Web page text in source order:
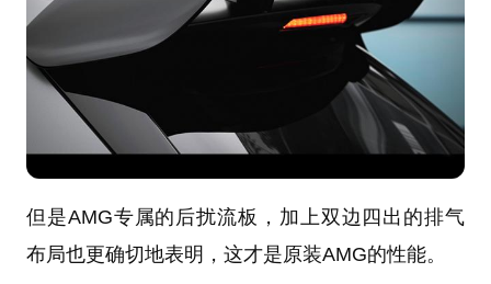
但是AMG专属的后扰流板，加上双边四出的排气
布局也更确切地表明，这才是原装AMG的性能。